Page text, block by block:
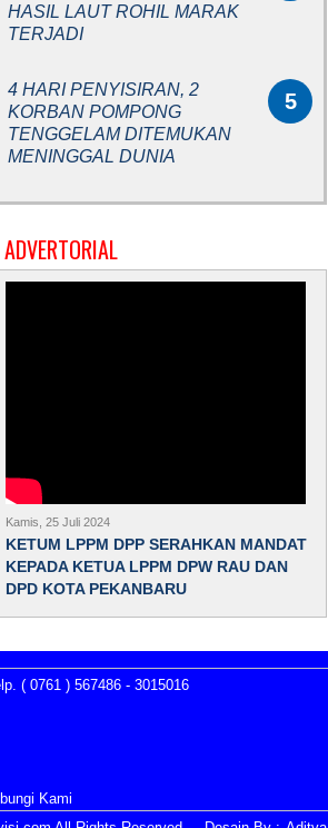
HASIL LAUT ROHIL MARAK
TERJADI
5
4 HARI PENYISIRAN, 2
KORBAN POMPONG
TENGGELAM DITEMUKAN
MENINGGAL DUNIA
ADVERTORIAL
Kamis, 25 Juli 2024
KETUM LPPM DPP SERAHKAN MANDAT
KEPADA KETUA LPPM DPW RAU DAN
DPD KOTA PEKANBARU
( 0761 ) 567486 - 3015016
Kami